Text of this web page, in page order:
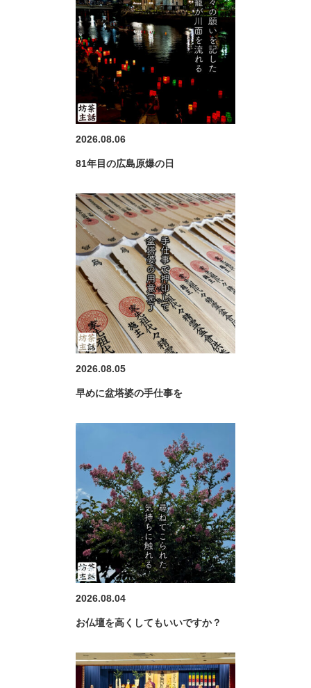
2026.08.06
81年目の広島原爆の日
2026.08.05
早めに盆塔婆の手仕事を
2026.08.04
お仏壇を高くしてもいいですか？